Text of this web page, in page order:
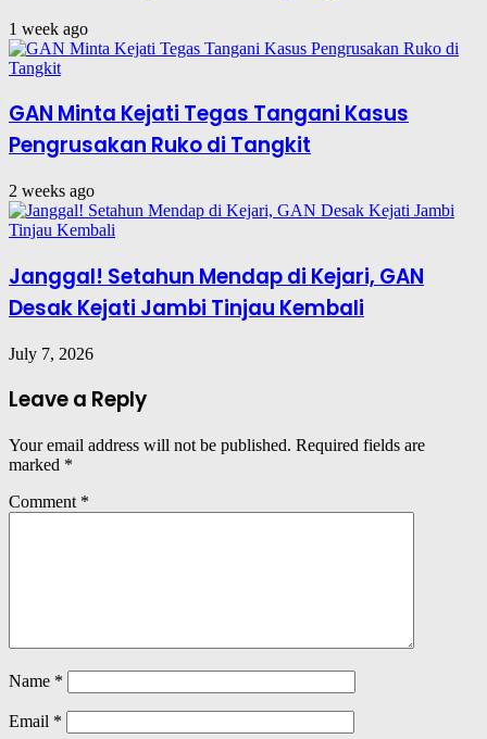
1 week ago
GAN Minta Kejati Tegas Tangani Kasus
Pengrusakan Ruko di Tangkit
2 weeks ago
Janggal! Setahun Mendap di Kejari, GAN
Desak Kejati Jambi Tinjau Kembali
July 7, 2026
Leave a Reply
Your email address will not be published. Required fields are
marked *
Comment *
Name *
Email *